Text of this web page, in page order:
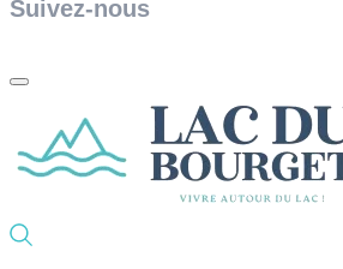
Suivez-nous